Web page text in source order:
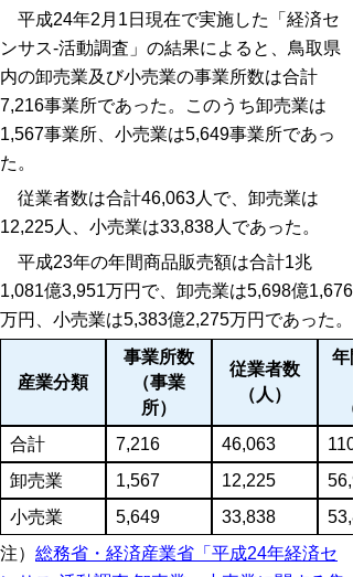
平成24年2月1日現在で実施した「経済セ
ンサス-活動調査」の結果によると、鳥取県
内の卸売業及び小売業の事業所数は合計
7,216事業所であった。このうち卸売業は
1,567事業所、小売業は5,649事業所であっ
た。
従業者数は合計46,063人で、卸売業は
12,225人、小売業は33,838人であった。
平成23年の年間商品販売額は合計1兆
1,081億3,951万円で、卸売業は5,698億1,676
万円、小売業は5,383億2,275万円であった。
産業分類
事業所数
（事業
所）
従業者数
（人）
年
合計
7,216 46,063
卸売業
1,567 12,225
小売業
5,649 33,838
注） 総務省・経済産業省「平成24年経済セ